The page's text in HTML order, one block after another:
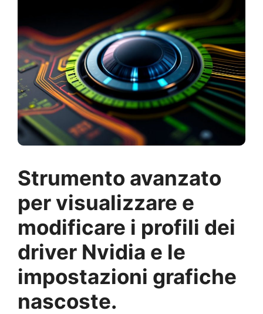
Strumento avanzato
per visualizzare e
modificare i profili dei
driver Nvidia e le
impostazioni grafiche
nascoste.